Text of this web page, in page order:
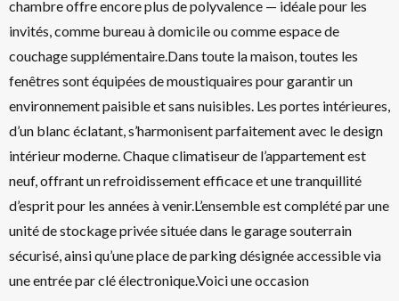
chambre offre encore plus de polyvalence — idéale pour les
invités, comme bureau à domicile ou comme espace de
couchage supplémentaire.Dans toute la maison, toutes les
fenêtres sont équipées de moustiquaires pour garantir un
environnement paisible et sans nuisibles. Les portes intérieures,
d’un blanc éclatant, s’harmonisent parfaitement avec le design
intérieur moderne. Chaque climatiseur de l’appartement est
neuf, offrant un refroidissement efficace et une tranquillité
d’esprit pour les années à venir.L’ensemble est complété par une
unité de stockage privée située dans le garage souterrain
sécurisé, ainsi qu’une place de parking désignée accessible via
une entrée par clé électronique.Voici une occasion